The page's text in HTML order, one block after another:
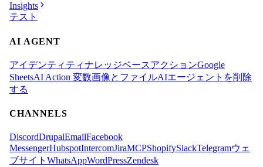
Insights
テスト
AI AGENT
アイデンティティナレッジベースアクションGoogle
SheetsAI Action 変数画像とファイルAIエージェントを削除
する
CHANNELS
DiscordDrupalEmailFacebook
MessengerHubspotIntercomJiraMCPShopifySlackTelegramウェ
ブサイト WhatsAppWordPressZendesk